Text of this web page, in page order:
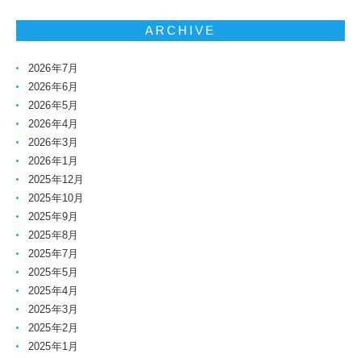
ARCHIVE
2026年7月
2026年6月
2026年5月
2026年4月
2026年3月
2026年1月
2025年12月
2025年10月
2025年9月
2025年8月
2025年7月
2025年5月
2025年4月
2025年3月
2025年2月
2025年1月